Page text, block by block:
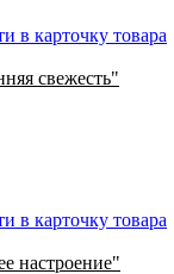
в карточку товара
свежесть"
в карточку товара
настроение"